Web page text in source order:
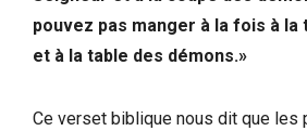
pouvez pas manger à la fois à la
et à la table des démons.»
Ce verset biblique nous dit que les